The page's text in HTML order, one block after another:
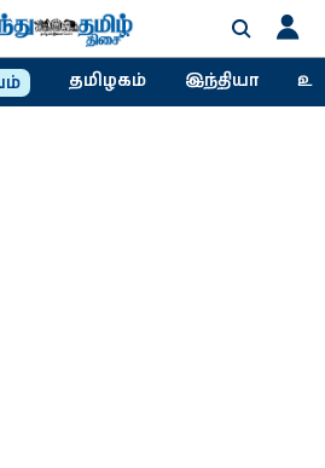
தமிழகம் இந்தியா